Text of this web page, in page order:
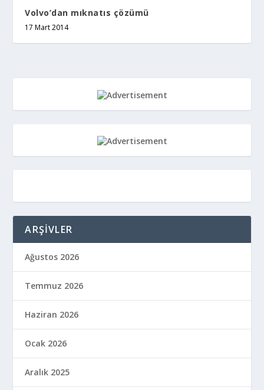
Volvo’dan mıknatıs çözümü
17 Mart 2014
ARŞIVLER
Ağustos 2026
Temmuz 2026
Haziran 2026
Ocak 2026
Aralık 2025